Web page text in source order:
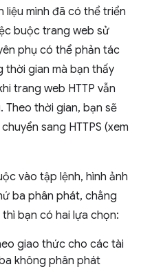
liệu mình đã có thể triển
buộc trang web sử
phụ có thể phản tác
thời gian mà bạn thấy
trang web HTTP vẫn
thời gian, bạn sẽ
sang HTTPS (xem
vào tập lệnh, hình ảnh
ba phân phát, chẳng
bạn có hai lựa chọn:
giao thức cho các tài
không phân phát